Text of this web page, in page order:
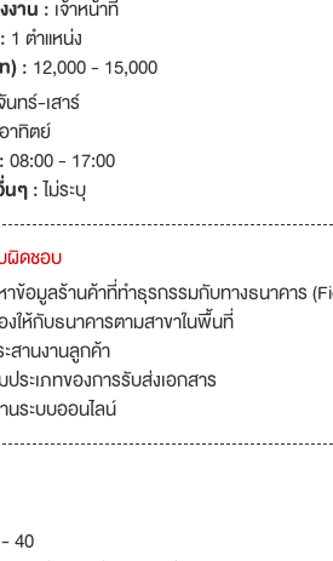
งาน : เจ้าหน้าที่
1 ตำแหน่ง
) : 12,000 - 15,000
นทร์-เสาร์
าทิตย์
08:00 - 17:00
นๆ :ไม่ระบุ
ผิดชอบ
ข้อมูลร้านค้าที่ทำธุรกรรมกับทางธนาคาร
งให้กับธนาคารตามสาขาในพื้นที่
สานงานลูกค้า
ระเภทของการรับส่งเอกสาร
นระบบออนไลน์
40